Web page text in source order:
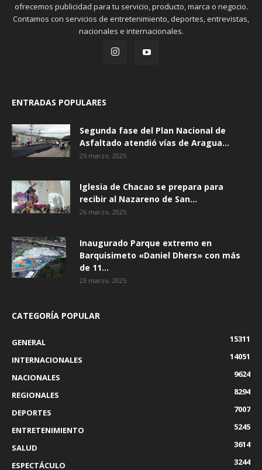
ofrecemos publicidad para tu servicio, producto, marca o negocio.
Contamos con servicios de entretenimiento, deportes, entrevistas,
nacionales e internacionales.
ENTRADAS POPULARES
Segunda fase del Plan Nacional de
Asfaltado atendió vías de Aragua...
25 marzo, 2025
Iglesia de Chacao se prepara para
recibir al Nazareno de San...
26 marzo, 2025
Inaugurado Parque extremo en
Barquisimeto «Daniel Dhers» con más
de 11...
23 marzo, 2025
CATEGORÍA POPULAR
GENERAL
15311
INTERNACIONALES
14051
NACIONALES
9624
REGIONALES
8294
DEPORTES
7007
ENTRETENIMIENTO
5245
SALUD
3614
ESPECTÁCULO
3244